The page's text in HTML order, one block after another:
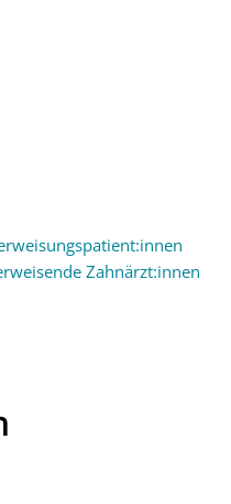
Zahnärzt:innen